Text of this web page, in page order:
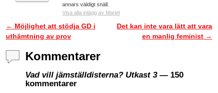
annars väldigt snäll.
Visa alla inlägg av Mariel
Inläggsnavigering
← Möjlighet att stödja GD i
uthämtning av prov
Det kan inte vara lätt att vara
en manlig feminist →
Kommentarer
Vad vill jämställdisterna? Utkast 3— 150
kommentarer